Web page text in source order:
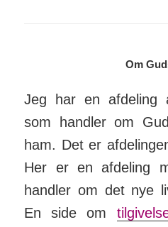
Om
Jeg har en afdeling
som handler om
ham. Det er
Her er en af­deling
handler om det nye
En side om